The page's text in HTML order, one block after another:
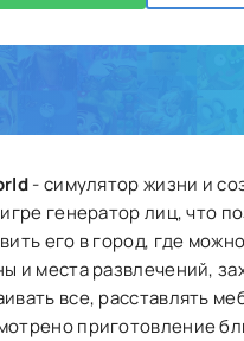
- симулятор жизни и
генератор лиц, что
его в город, где
и места развлечений,
все, расставлять
приготовление